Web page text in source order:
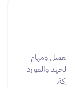
ومهام
والموارد